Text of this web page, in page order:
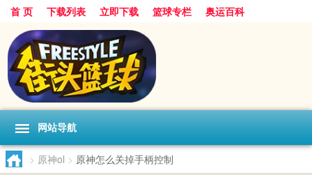
首 页 下载列表 立即下载 篮球专栏 奥运百科
网站导航
> 原神ol > 原神怎么关掉手柄控制